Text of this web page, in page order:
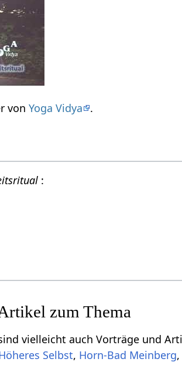
vonYoga Vidya .
:
zum Thema
vielleicht auch Vorträge und
Selbst, Horn-Bad Meinberg,